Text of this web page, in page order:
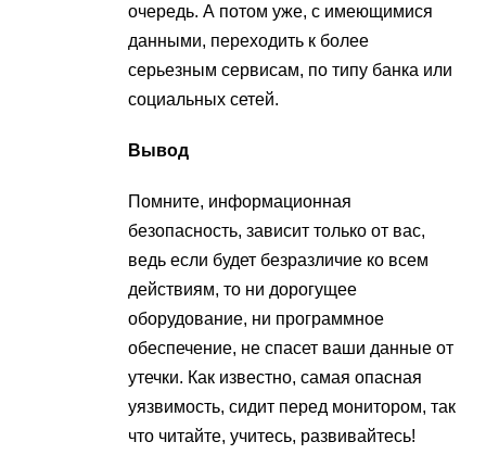
очередь. А потом уже, с имеющимися
данными, переходить к более
серьезным сервисам, по типу банка или
социальных сетей.
Вывод
Помните, информационная
безопасность, зависит только от вас,
ведь если будет безразличие ко всем
действиям, то ни дорогущее
оборудование, ни программное
обеспечение, не спасет ваши данные от
утечки. Как известно, самая опасная
уязвимость, сидит перед монитором, так
что читайте, учитесь, развивайтесь!